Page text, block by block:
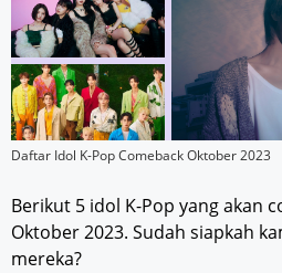
Daftar Idol K-Pop Comeback Oktober 2023
Berikut 5 idol K-Pop yang akan
Oktober 2023. Sudah siapkah
mereka?